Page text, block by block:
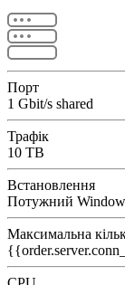
Порт
1 Gbit/s shared
Трафік
10 TB
Встановлення
Потужний
Максимальна